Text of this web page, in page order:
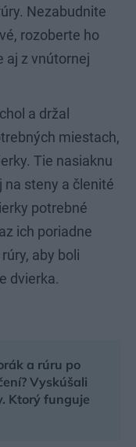
Nezabudnite
rozoberte ho
aj z vnútornej
a držal
miestach,
Tie nasiaknu
na steny a členité
potrebné
ich poriadne
aby boli
dvierka.
a rúru po
Vyskúšali
Ktorý funguje